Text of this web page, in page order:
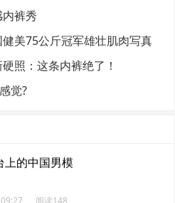
裤秀
美75公斤冠军雄壮肌肉写真
照：这条内裤绝了！
觉?
上的中国男模
阅读148